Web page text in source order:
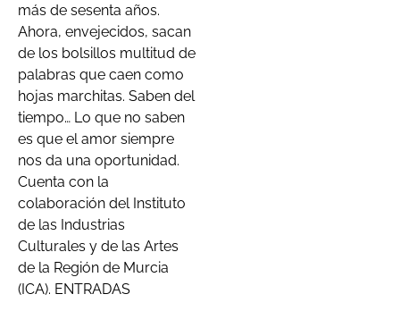
más de sesenta años.
Ahora, envejecidos, sacan
de los bolsillos multitud de
palabras que caen como
hojas marchitas. Saben del
tiempo… Lo que no saben
es que el amor siempre
nos da una oportunidad.
Cuenta con la
colaboración del Instituto
de las Industrias
Culturales y de las Artes
de la Región de Murcia
(ICA). ENTRADAS